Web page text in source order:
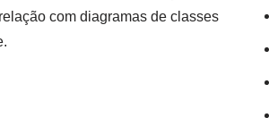
com diagramas de classes